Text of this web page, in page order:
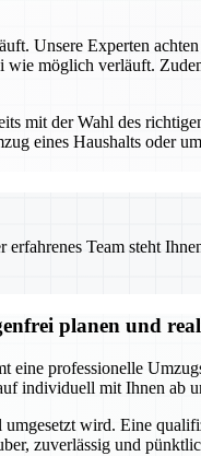
Unsere Experten
möglich verläuft.
mit der Wahl des
eines Haushalts oder
Team steht
planen und
eine professionelle
individuell mit Ihnen ab
wird. Eine
zuverlässig und